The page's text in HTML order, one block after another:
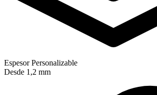
Espesor Personalizable
Desde 1,2 mm